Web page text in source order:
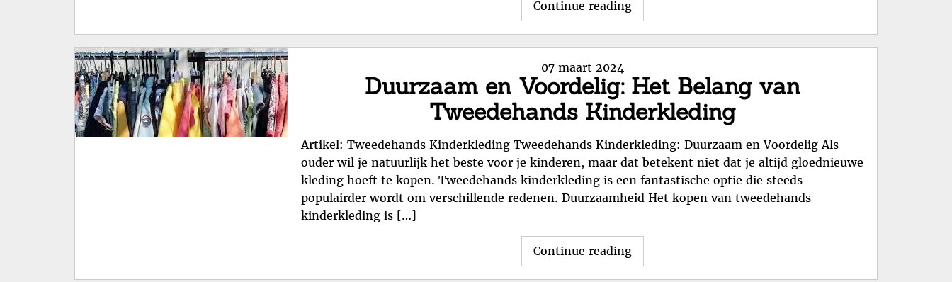
Continue reading"Ontdek
de
Tweedehands
Babykleding:
Duurzaam
Voordelig!"
Posted
on
07 maart 2024
Duurzaam en Voordelig: Het Belang van
Tweedehands Kinderkleding
Artikel: Tweedehands Kinderkleding Tweedehands Kinderkleding: Duurzaam en Voordelig Als
ouder wil je natuurlijk het beste voor je kinderen, maar dat betekent niet dat je altijd gloednieuwe
kleding hoeft te kopen. Tweedehands kinderkleding is een fantastische optie die steeds
populairder wordt om verschillende redenen. Duurzaamheid Het kopen van tweedehands
kinderkleding is […]
Continue reading"Duurzaam
en